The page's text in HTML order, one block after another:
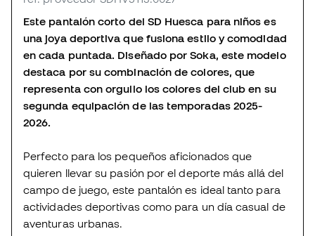
Este pantalón corto del SD Huesca para niños es
una joya deportiva que fusiona estilo y comodidad
en cada puntada. Diseñado por Soka, este modelo
destaca por su combinación de colores, que
representa con orgullo los colores del club en su
segunda equipación de las temporadas 2025-
2026.
Perfecto para los pequeños aficionados que
quieren llevar su pasión por el deporte más allá del
campo de juego, este pantalón es ideal tanto para
actividades deportivas como para un día casual de
aventuras urbanas.